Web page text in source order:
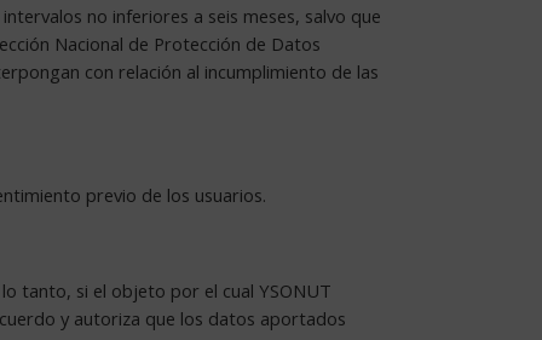
no inferiores a seis meses, salvo que
Nacional de Protección de Datos
con relación al incumplimiento de las
previo de los usuarios.
tanto, si el objeto por el cual YSONUT
y autoriza que los datos aportados